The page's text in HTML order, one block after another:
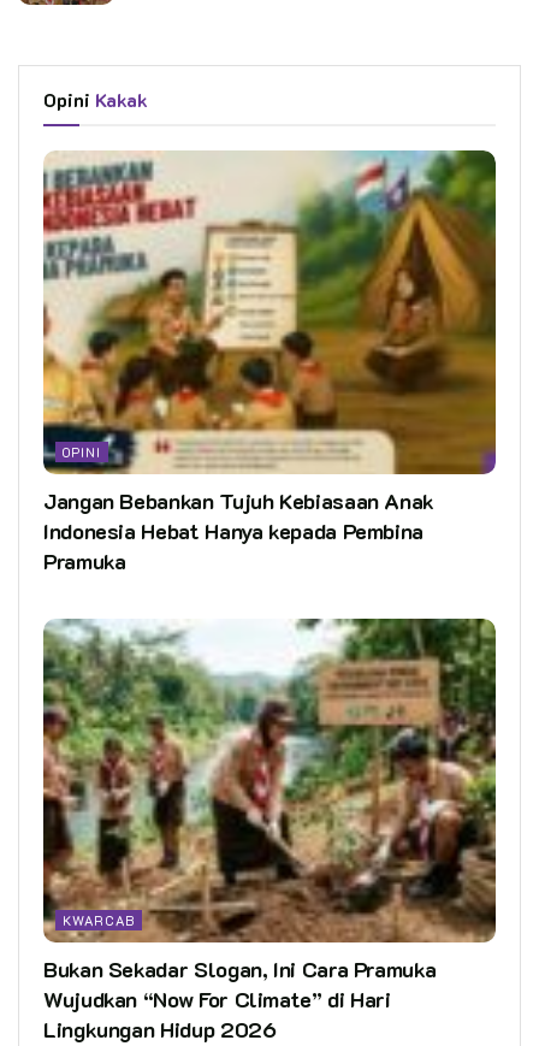
Opini Kakak
OPINI
Jangan Bebankan Tujuh Kebiasaan Anak
Indonesia Hebat Hanya kepada Pembina
Pramuka
KWARCAB
Bukan Sekadar Slogan, Ini Cara Pramuka
Wujudkan “Now For Climate” di Hari
Lingkungan Hidup 2026